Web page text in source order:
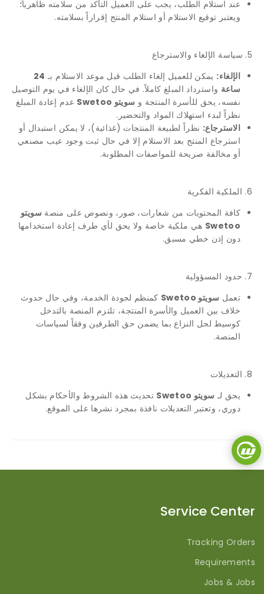
عند استلام الطلب، يجب على العميل التأكد من سلامته ظاهرياً؛
ويعتبر توقيع الاستلام أو استلام المنتج إقراراً بسلامته.
5. سياسة الإلغاء والاسترجاع
الإلغاء: يمكن للعميل إلغاء الطلب قبل موعد الاستلام بـ 24
ساعة واسترداد المبلغ كاملاً. في حال كان الإلغاء في يوم التوصيل
نفسه، يحق للأسرة المنتجة و سويتو Swetoo
عدم إعادة المبلغ
نظراً لبدء استهلاك المواد والتحضير.
الاسترجاع: نظراً لطبيعة المنتجات (غذائية)، لا يمكن استبدال أو
استرجاع المنتج بعد الاستلام إلا في حال ثبت وجود عيب مصنعي
أو مخالفة صريحة للمواصفات المطلوبة.
6. الملكية الفكرية
كافة المحتويات من شعارات، صور، ونصوص على منصة سويتو
Swetoo هي ملكية خاصة ولا يحق لأي طرف إعادة استخدامها
دون إذن خطي مسبق.
7. حدود المسؤولية
تعمل سويتو Swetoo
كمنظم لجودة الخدمة، وفي حال حدوث
خلاف بين العميل والأسرة المنتجة، تلتزم المنصة بالتدخل
كوسيط لحل النزاع بما يضمن حق الطرفين وفقاً لسياسات
المنصة.
8. التعديلات
يحق لـ سويتو Swetoo
تحديث هذه الشروط والأحكام بشكل
دوري، وتعتبر التعديلات نافذة بمجرد نشرها على الموقع.
Service Center
Tracking Orders
Requirements
Jobs & Jobs